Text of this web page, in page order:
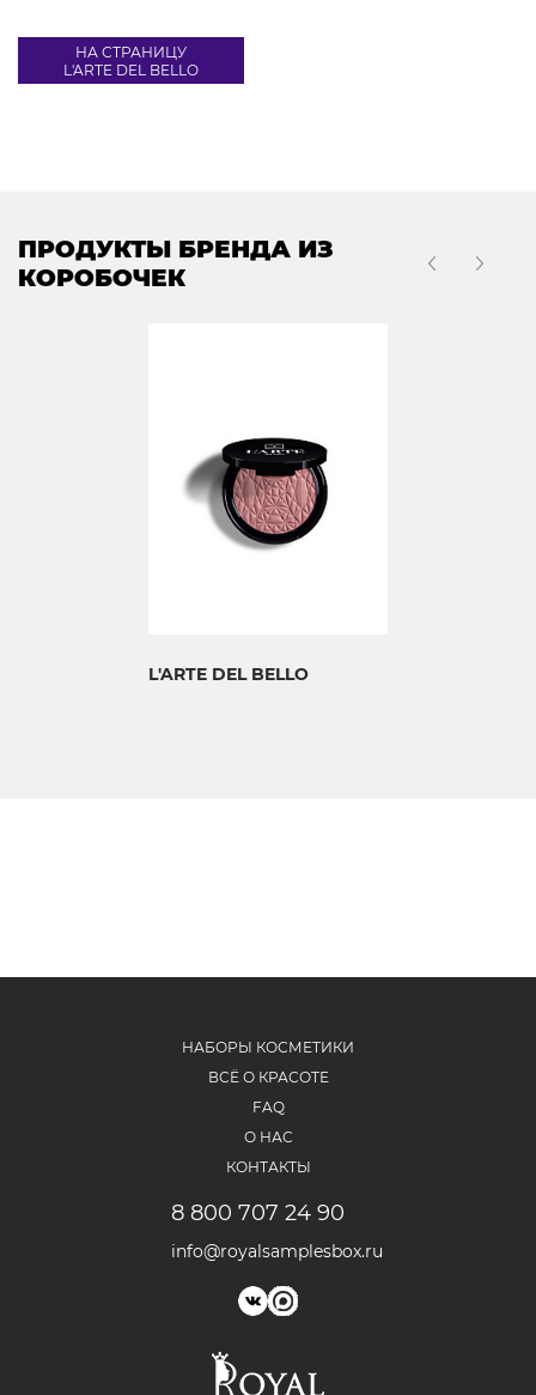
НА СТРАНИЦУ
L'ARTE DEL BELLO
ПРОДУКТЫ БРЕНДА ИЗ
КОРОБОЧЕК
L'ARTE DEL BELLO
НАБОРЫ КОСМЕТИКИ
ВСЁ О КРАСОТЕ
FAQ
О НАС
КОНТАКТЫ
8 800 707 24 90
info@royalsamplesbox.ru